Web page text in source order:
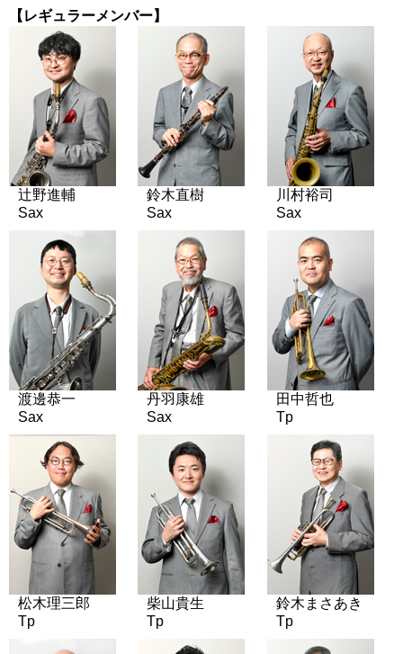
【レギュラーメンバー】
辻野進輔
Sax
鈴木直樹
Sax
川村裕司
Sax
渡邊恭一
Sax
丹羽康雄
Sax
田中哲也
Tp
松木理三郎
Tp
柴山貴生
Tp
鈴木まさあき
Tp